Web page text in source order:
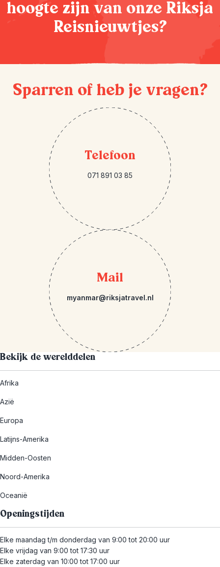
hoogte zijn van onze Riksja
Reisnieuwtjes?
Sparren of heb je vragen?
Telefoon
071 891 03 85
Mail
myanmar@riksjatravel.nl
Bekijk de werelddelen
Afrika
Azië
Europa
Latijns-Amerika
Midden-Oosten
Noord-Amerika
Oceanië
Openingstijden
Elke maandag t/m donderdag van 9:00 tot 20:00 uur
Elke vrijdag van 9:00 tot 17:30 uur
Elke zaterdag van 10:00 tot 17:00 uur